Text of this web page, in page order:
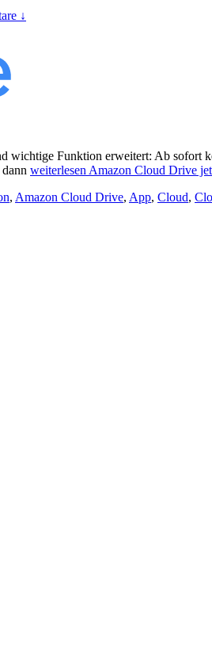
↓
Funktion erweitert: Ab sofort
weiterlesen Amazon Cloud Drive
, Amazon Cloud Drive, App, Cloud,